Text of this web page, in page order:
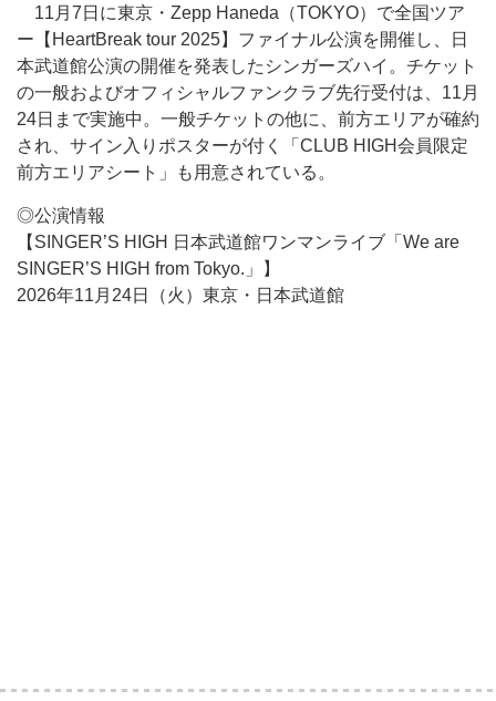
11月7日に東京・Zepp Haneda（TOKYO）で全国ツア
ー【HeartBreak tour 2025】ファイナル公演を開催し、日
本武道館公演の開催を発表したシンガーズハイ。チケット
の一般およびオフィシャルファンクラブ先行受付は、11月
24日まで実施中。一般チケットの他に、前方エリアが確約
され、サイン入りポスターが付く「CLUB HIGH会員限定
前方エリアシート」も用意されている。
◎公演情報
【SINGER’S HIGH 日本武道館ワンマンライブ「We are
SINGER’S HIGH from Tokyo.」】
2026年11月24日（火）東京・日本武道館